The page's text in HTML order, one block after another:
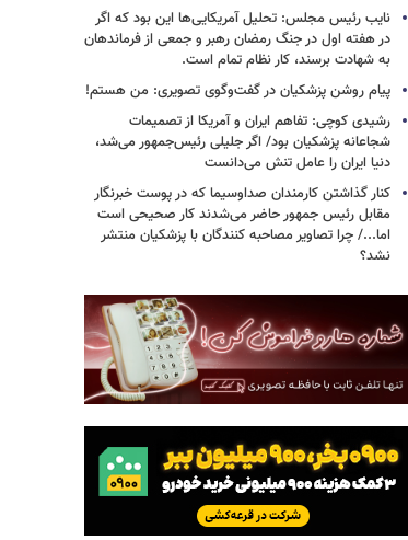
نایب رئیس مجلس: تحلیل آمریکایی‌ها این بود که اگر
در هفته اول در جنگ رمضان رهبر و جمعی از فرماندهان
به شهادت برسند، کار نظام تمام است.
پیام روشن پزشکیان در گفت‌وگوی تصویری: من هستم!
رشیدی کوچی: تفاهم ایران و آمریکا از تصمیمات
شجاعانه پزشکیان بود/ اگر جلیلی رئیس‌جمهور می‌شد،
دنیا ایران را عامل تنش می‌دانست
کنار گذاشتن کارمندان صداوسیما که در پوست خبرنگار
مقابل رئیس جمهور حاضر می‌شدند کار صحیحی است
اما.../ چرا تصاویر مصاحبه کنندگان با پزشکیان منتشر
نشد؟